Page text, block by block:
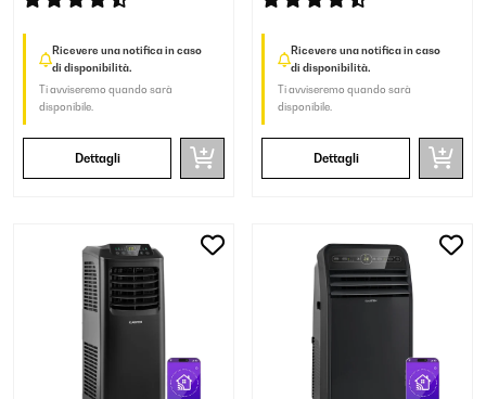
Ricevere una notifica in caso
di disponibilità.
Ti avviseremo quando sarà
disponibile.
Dettagli
Ricevere una notifica in caso
di disponibilità.
Ti avviseremo quando sarà
disponibile.
Dettagli